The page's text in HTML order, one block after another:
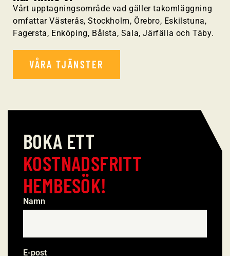
Vårt upptagningsområde vad gäller takomläggning
omfattar Västerås, Stockholm, Örebro, Eskilstuna,
Fagersta, Enköping, Bålsta, Sala, Järfälla och Täby.
VÅRA TJÄNSTER
BOKA ETT
KOSTNADSFRITT
HEMBESÖK!
Namn
E-post